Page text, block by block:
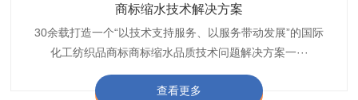
商标缩水技术解决方案
30余载打造一个“以技术支持服务、以服务带动发展”的国际
化工纺织品商标商标缩水品质技术问题解决方案一···
查看更多
织带商标防水技术解决方案
博准公司专注于织带商标防水技术解决方案30余载,励志于
纺织品商标企业打造含油量超标品质技术问题解决方···
查看更多
服装颜色不匀技术解决方案
博准是一家专注30余载设计研发织唛印唛商标、织带服装颜
色不匀品质技术问题解决方案一站式服务提供商,技···
查看更多
纺织品阻燃母粒
博准致力于成为纺织品商标阻燃母粒剂,TF-W760,TF-W760
阻燃母粒剂加工定制服务实力提供商,···
查看更多